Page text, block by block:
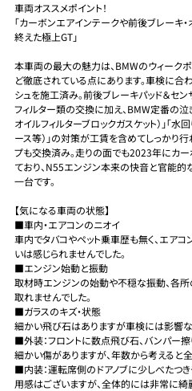
車両オススメポイント！
「カーボンエアインテークや前後ブレーキ
終えた極上GT」
本車両の最大の魅力は、BMWのウィーク
ど徹底されている点にあります。車検に
シュを施工済み。前後ブレーキパッド＆セ
フィルター類の交換に加え、BMW定番の泣
オイルフィルターブロックガスケット）」「水
ース等）」の対策が工賃を含めてしっかり
プも交換済み。走りの面でも2023年にカ
ており、N55エンジン本来の快音と官能
一台です。
【気になる車両の状態】
■車内・エアコンのニオイ
車内でタバコやペット乗車歴も無く、エア
いは感じられませんでした。
■エンジン始動と振動
取材時エンジンの始動や不穏な振動、各
取れませんでした。
■ガラスのキズ・状態
細かい飛び石はありますが車検には影響な
■外装：フロントに数点飛び石、バンパー
細かい傷がありますが、年数から考えると
■内装：運転席側のドアノブに少しべたつ
用感はございますが、全体的には非常に綺